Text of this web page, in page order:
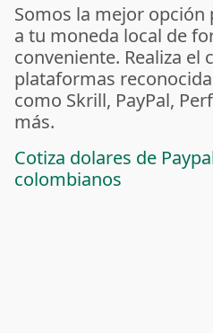
Somos la mejor
a tu moneda local de
conveniente. Realiza el
plataformas
como Skrill, PayPal,
más.
Cotiza dolares de
colombianos